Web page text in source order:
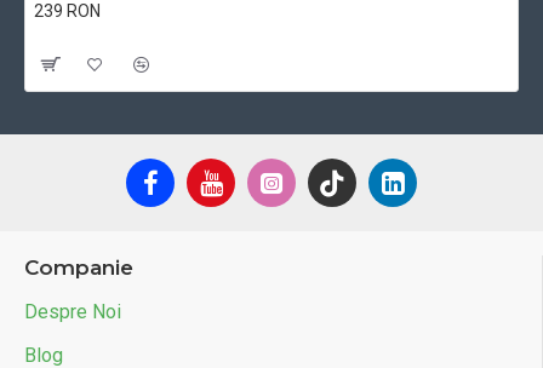
239 RON
Companie
Despre Noi
Blog